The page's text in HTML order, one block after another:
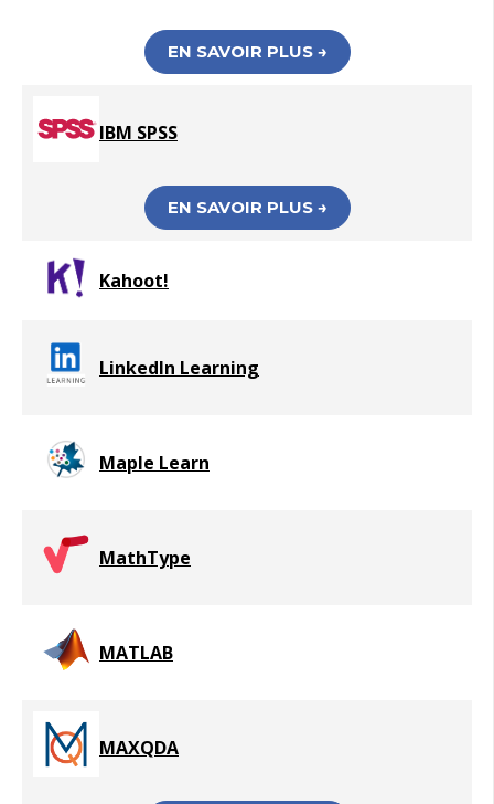
EN SAVOIR PLUS →
IBM SPSS
EN SAVOIR PLUS →
Kahoot!
LinkedIn Learning
Maple Learn
MathType
MATLAB
MAXQDA